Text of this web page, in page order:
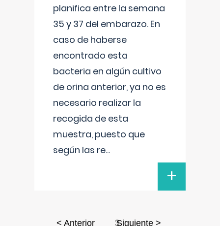
planifica entre la semana
35 y 37 del embarazo. En
caso de haberse
encontrado esta
bacteria en algún cultivo
de orina anterior, ya no es
necesario realizar la
recogida de esta
muestra, puesto que
según las re...
+
< Anterior 3Siguiente >